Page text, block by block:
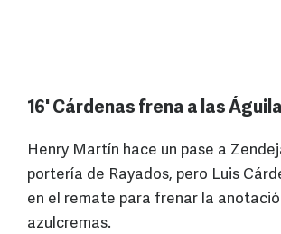
16' Cárdenas frena a las
Henry Martín hace un pase a
portería de Rayados, pero Luis
en el remate para frenar la
azulcremas.